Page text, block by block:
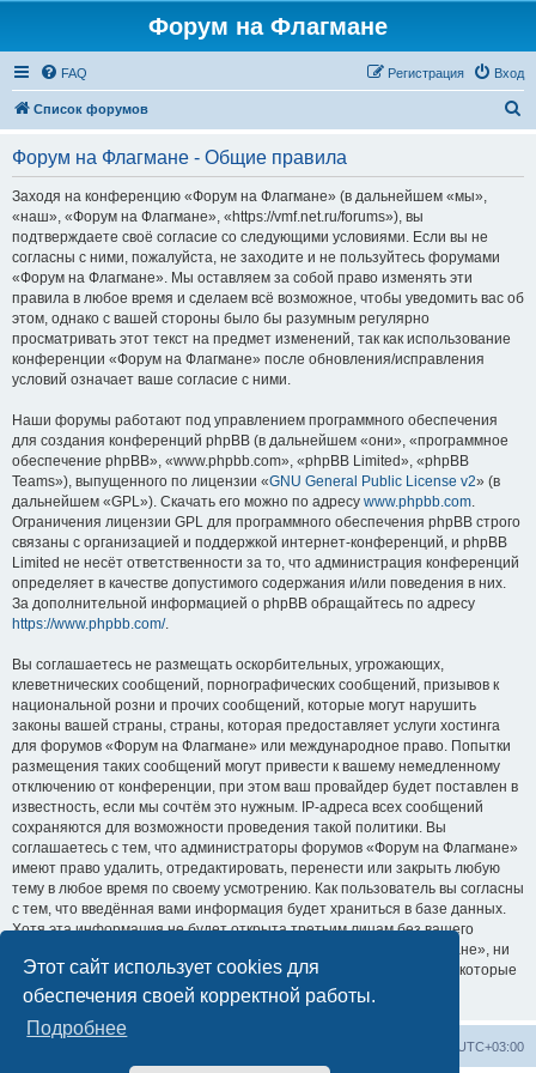
Этот сайт использует cookies для
обеспечения своей корректной работы.
Подробнее
Форум на Флагмане
FAQ Вход
Регистрация
Список форумов
Форум на Флагмане - Общие правила
Заходя на конференцию «Форум на Флагмане» (в дальнейшем «мы»,
«наш», «Форум на Флагмане», «https://vmf.net.ru/forums»), вы
подтверждаете своё согласие со следующими условиями. Если вы не
согласны с ними, пожалуйста, не заходите и не пользуйтесь форумами
«Форум на Флагмане». Мы оставляем за собой право изменять эти
правила в любое время и сделаем всё возможное, чтобы уведомить вас об
этом, однако с вашей стороны было бы разумным регулярно
просматривать этот текст на предмет изменений, так как использование
конференции «Форум на Флагмане» после обновления/исправления
условий означает ваше согласие с ними.
Наши форумы работают под управлением программного обеспечения
для создания конференций phpBB (в дальнейшем «они», «программное
обеспечение phpBB», «www.phpbb.com», «phpBB Limited», «phpBB
Teams»), выпущенного по лицензии «GNU General Public License v2» (в
дальнейшем «GPL»). Скачать его можно по адресу www.phpbb.com.
Ограничения лицензии GPL для программного обеспечения phpBB строго
связаны с организацией и поддержкой интернет-конференций, и phpBB
Limited не несёт ответственности за то, что администрация конференций
определяет в качестве допустимого содержания и/или поведения в них.
За дополнительной информацией о phpBB обращайтесь по адресу
https://www.phpbb.com/.
Вы соглашаетесь не размещать оскорбительных, угрожающих,
клеветнических сообщений, порнографических сообщений, призывов к
национальной розни и прочих сообщений, которые могут нарушить
законы вашей страны, страны, которая предоставляет услуги хостинга
для форумов «Форум на Флагмане» или международное право. Попытки
размещения таких сообщений могут привести к вашему немедленному
отключению от конференции, при этом ваш провайдер будет поставлен в
известность, если мы сочтём это нужным. IP-адреса всех сообщений
сохраняются для возможности проведения такой политики. Вы
соглашаетесь с тем, что администраторы форумов «Форум на Флагмане»
имеют право удалить, отредактировать, перенести или закрыть любую
тему в любое время по своему усмотрению. Как пользователь вы согласны
с тем, что введённая вами информация будет храниться в базе данных.
Хотя эта информация не будет открыта третьим лицам без вашего
разрешения, ни администрация конференции «Форум на Флагмане», ни
phpBB Limited не может быть ответственна за действия хакеров, которые
могут привести к несанкционированному доступу к ней.
UTC+03:00